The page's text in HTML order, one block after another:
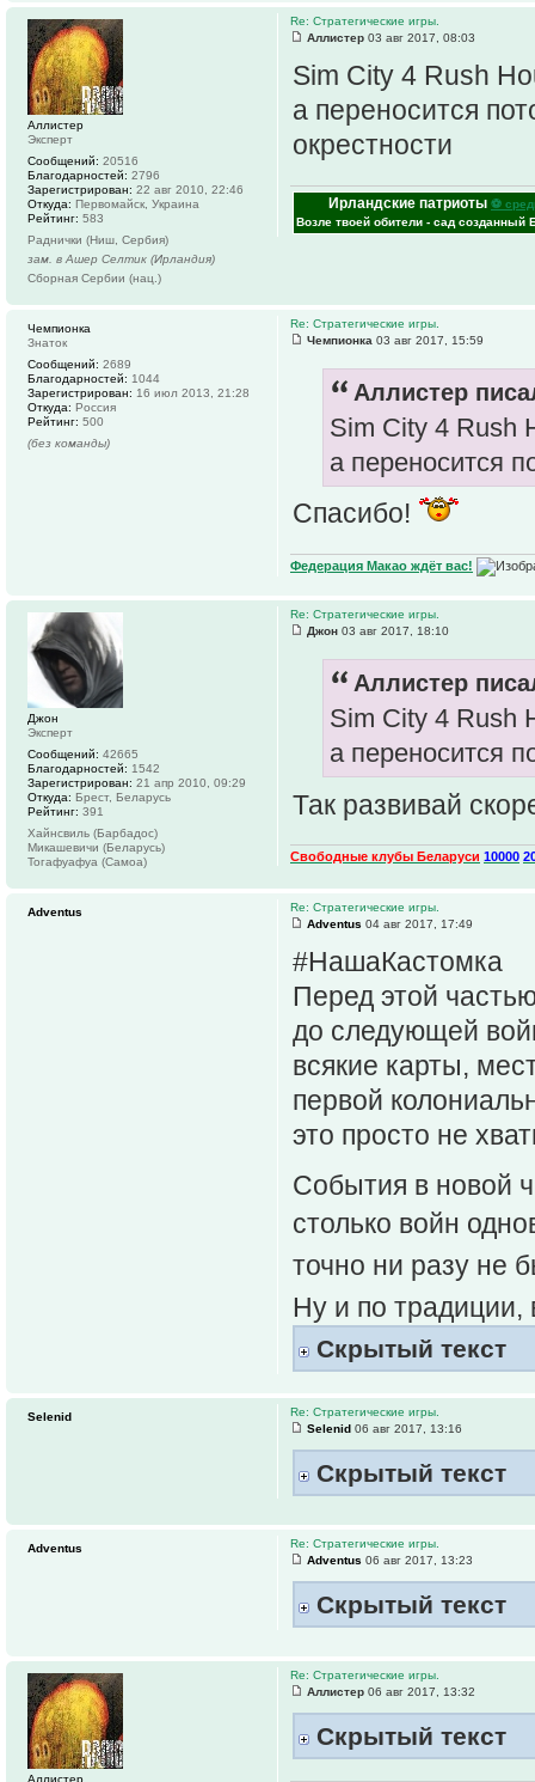
Re: Стратегические игры.
Аллистер 03 авг 2017, 08:03
Sim City 4 Rush
а переносится
окрестности
Ирландские патриоты ⚽
Возле твоей обители - сад созданный
Аллистер
Эксперт
Сообщений: 20516
Благодарностей: 2796
Зарегистрирован: 22 авг 2010, 22:46
Откуда: Первомайск, Украина
Рейтинг: 583
Раднички (Ниш, Сербия)
зам. в Ашер Селтик (Ирландия)
Сборная Сербии (нац.)
Re: Стратегические игры.
Чемпионка 03 авг 2017, 15:59
Аллистер
Sim City 4 Rush
а переносится
Спасибо!
Федерация Макао ждёт вас!
Чемпионка
Знаток
Сообщений: 2689
Благодарностей: 1044
Зарегистрирован: 16 июл 2013, 21:28
Откуда: Россия
Рейтинг: 500
(без команды)
Re: Стратегические игры.
Джон 03 авг 2017, 18:10
Аллистер
Sim City 4 Rush
а переносится
Так развивай
Свободные клубы Беларуси 10000
Джон
Эксперт
Сообщений: 42665
Благодарностей: 1542
Зарегистрирован: 21 апр 2010, 09:29
Откуда: Брест, Беларусь
Рейтинг: 391
Хайнсвиль (Барбадос)
Микашевичи (Беларусь)
Тогафуафуа (Самоа)
Re: Стратегические игры.
Adventus 04 авг 2017, 17:49
#НашаКастомка
Перед этой
до следующей
всякие карты,
первой
это просто не
События в новой
столько войн
точно ни разу не
Ну и по традиции,
Скрытый текст
Adventus
Re: Стратегические игры.
Selenid 06 авг 2017, 13:16
Скрытый текст
Selenid
Re: Стратегические игры.
Adventus 06 авг 2017, 13:23
Скрытый текст
Adventus
Re: Стратегические игры.
Аллистер 06 авг 2017, 13:32
Скрытый текст
Аллистер